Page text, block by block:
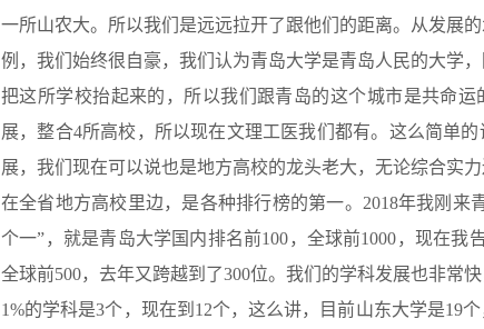
一所山农大。所以我们是远远拉开了跟他们的距离。从发展
例，我们始终很自豪，我们认为青岛大学是青岛人民的大学
把这所学校抬起来的，所以我们跟青岛的这个城市是共命运
展，整合4所高校，所以现在文理工医我们都有。这么简单
展，我们现在可以说也是地方高校的龙头老大，无论综合实
在全省地方高校里边，是各种排行榜的第一。2018年我刚来
个一”，就是青岛大学国内排名前100，全球前1000，现在我
全球前500，去年又跨越到了300位。我们的学科发展也非常
1%的学科是3个，现在到12个，这么讲，目前山东大学是19